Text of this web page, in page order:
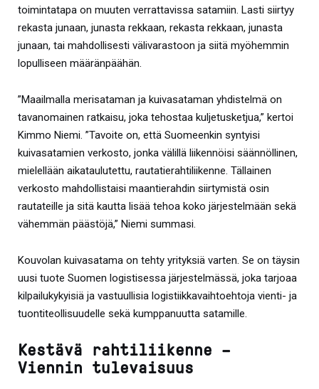
toimintatapa on muuten verrattavissa satamiin. Lasti siirtyy
rekasta junaan, junasta rekkaan, rekasta rekkaan, junasta
junaan, tai mahdollisesti välivarastoon ja siitä myöhemmin
lopulliseen määränpäähän.
”Maailmalla merisataman ja kuivasataman yhdistelmä on
tavanomainen ratkaisu, joka tehostaa kuljetusketjua,” kertoi
Kimmo Niemi. ”Tavoite on, että Suomeenkin syntyisi
kuivasatamien verkosto, jonka välillä liikennöisi säännöllinen,
mielellään aikataulutettu, rautatierahtiliikenne. Tällainen
verkosto mahdollistaisi maantierahdin siirtymistä osin
rautateille ja sitä kautta lisää tehoa koko järjestelmään sekä
vähemmän päästöjä,” Niemi summasi.
Kouvolan kuivasatama on tehty yrityksiä varten. Se on täysin
uusi tuote Suomen logistisessa järjestelmässä, joka tarjoaa
kilpailukykyisiä ja vastuullisia logistiikkavaihtoehtoja vienti- ja
tuontiteollisuudelle sekä kumppanuutta satamille.
Kestävä rahtiliikenne –
Viennin tulevaisuus